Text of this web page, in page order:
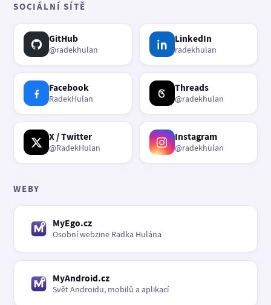
SOCIÁLNÍ SÍTĚ
GitHub
@radekhulan
LinkedIn
radekhulan
Facebook
RadekHulan
Threads
@radekhulan
X / Twitter
@RadekHulan
Instagram
@radekhulan
WEBY
MyEgo.cz
Osobní webzine Radka Hulána
MyAndroid.cz
Svět Androidu, mobilů a aplikací